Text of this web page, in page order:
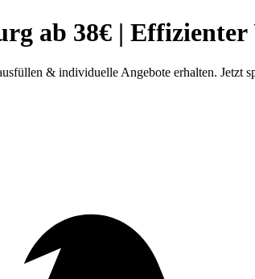
ab 38€ | Effizienter
& individuelle Angebote erhalten. Jetzt